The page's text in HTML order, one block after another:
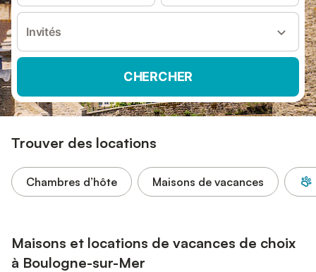
Invités
CHERCHER
Trouver des locations
Chambres d’hôte Maisons de vacances
Maisons et locations de vacances de choix
à Boulogne-sur-Mer